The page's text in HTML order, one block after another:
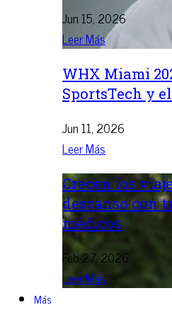
Jun 15, 2026
Leer Más
WHX Miami
SportsTech y
Jun 11, 2026
Leer Más
Crecen los
descanso con
médicos
Feb 27, 2026
Leer Más
Más